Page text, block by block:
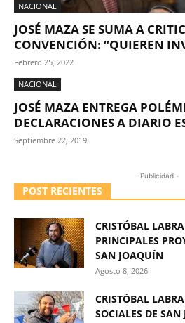
NACIONAL
JOSÉ MAZA SE SUMA A
CONVENCIÓN: “QUIEREN
Febrero 25, 2022
NACIONAL
JOSÉ MAZA ENTREGA
DECLARACIONES A DIARIO
Septiembre 22, 2019
- Publicidad -
POST RECIENTES
CRISTÓBAL
PRINCIPALES
SAN JOAQUÍN
Agosto 8, 2026
CRISTÓBAL
SOCIALES DE